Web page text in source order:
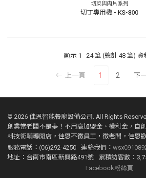
切菜與肉片系列
切丁專用機 - KS-800
顯示 1 - 24 筆 (總計 48 筆) 資
上一頁 1 2 下
© 2026 佳恩智能餐廚設備公司. All Rights
創業當老闆不是夢！不用高加盟金、權利金，自
料技術輔導開店，佳恩不徵員工，徵老闆，佳恩
服務電話：(06)292-4250
連絡我們：
地址：台南市南區新興路491號
累積訪客數：
Facebook粉絲頁